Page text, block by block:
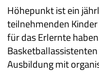
Höhepunkt ist ein
teilnehmenden
für das Erlernte
Ausbildung mit